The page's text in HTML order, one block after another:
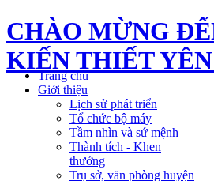
CHÀO MỪNG
KIẾN THIẾT
Trang chủ
Giới thiệu
Lịch sử phát triển
Tổ chức bộ máy
Tầm nhìn và sứ mệnh
Thành tích - Khen
thưởng
Trụ sở, văn phòng huyện